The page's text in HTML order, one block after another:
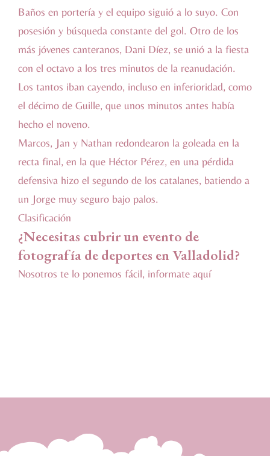
Baños en portería y el equipo siguió a lo suyo. Con
posesión y búsqueda constante del gol. Otro de los
más jóvenes canteranos, Dani Díez, se unió a la fiesta
con el octavo a los tres minutos de la reanudación.
Los tantos iban cayendo, incluso en inferioridad, como
el décimo de Guille, que unos minutos antes había
hecho el noveno.
Marcos, Jan y Nathan redondearon la goleada en la
recta final, en la que Héctor Pérez, en una pérdida
defensiva hizo el segundo de los catalanes, batiendo a
un Jorge muy seguro bajo palos.
Clasificación
¿Necesitas cubrir un evento de
fotografía de deportes en Valladolid?
Nosotros te lo ponemos fácil, informate aquí